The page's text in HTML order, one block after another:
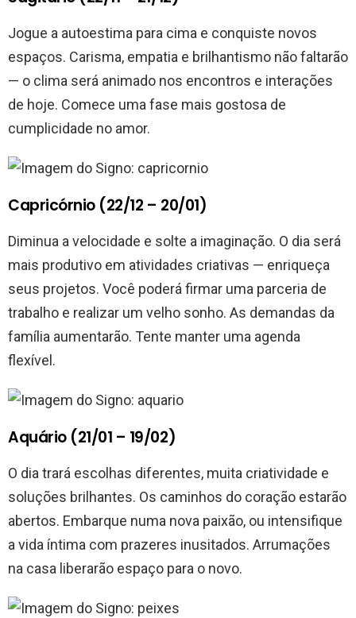
Jogue a autoestima para cima e conquiste novos
espaços. Carisma, empatia e brilhantismo não faltarão
— o clima será animado nos encontros e interações
de hoje. Comece uma fase mais gostosa de
cumplicidade no amor.
Capricórnio (22/12 – 20/01)
Diminua a velocidade e solte a imaginação. O dia será
mais produtivo em atividades criativas — enriqueça
seus projetos. Você poderá firmar uma parceria de
trabalho e realizar um velho sonho. As demandas da
família aumentarão. Tente manter uma agenda
flexível.
Aquário (21/01 – 19/02)
O dia trará escolhas diferentes, muita criatividade e
soluções brilhantes. Os caminhos do coração estarão
abertos. Embarque numa nova paixão, ou intensifique
a vida íntima com prazeres inusitados. Arrumações
na casa liberarão espaço para o novo.